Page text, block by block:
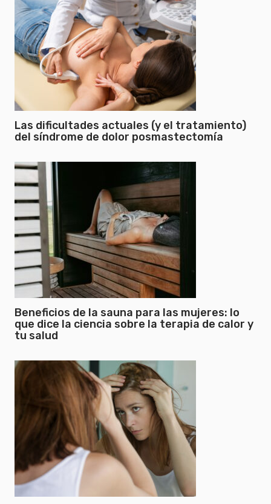
Las dificultades actuales (y el tratamiento)
del síndrome de dolor posmastectomía
Beneficios de la sauna para las mujeres: lo
que dice la ciencia sobre la terapia de calor y
tu salud